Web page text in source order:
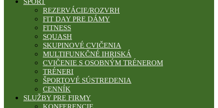
ŠPORT
REZERVÁCIE/ROZVRH
FIT DAY PRE DÁMY
FITNESS
SQUASH
SKUPINOVÉ CVIČENIA
MULTIFUNKČNÉ IHRISKÁ
CVIČENIE S OSOBNÝM TRÉNEROM
TRÉNERI
ŠPORTOVÉ SÚSTREDENIA
CENNÍK
SLUŽBY PRE FIRMY